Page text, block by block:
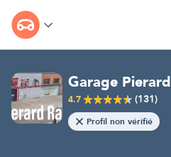
Garage
4.7 (131)
Profil non vérifié